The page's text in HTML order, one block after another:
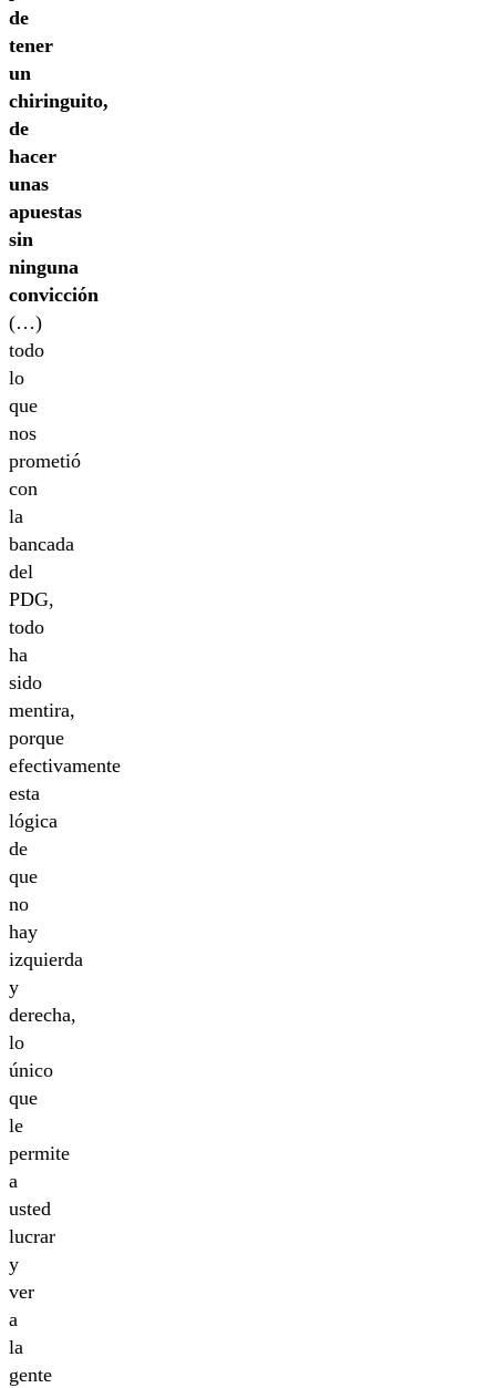
de
tener
un
chiringuito,
de
hacer
unas
apuestas
sin
ninguna
convicción
(…)
todo
lo
que
nos
prometió
con
la
bancada
del
PDG,
todo
ha
sido
mentira,
porque
efectivamente
esta
lógica
de
que
no
hay
izquierda
y
derecha,
lo
único
que
le
permite
a
usted
lucrar
y
ver
a
la
gente